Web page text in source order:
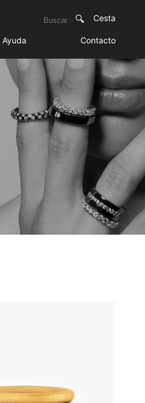
Cesta
Ayuda Contacto